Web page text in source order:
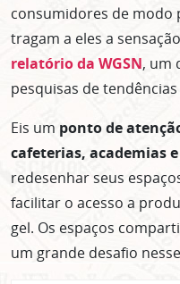
consumidores de modo
tragam a eles a
relatório da WGSN, um
pesquisas de
Eis um ponto de
cafeterias, academias
redesenhar seus
facilitar o acesso a
gel. Os espaços
um grande desafio